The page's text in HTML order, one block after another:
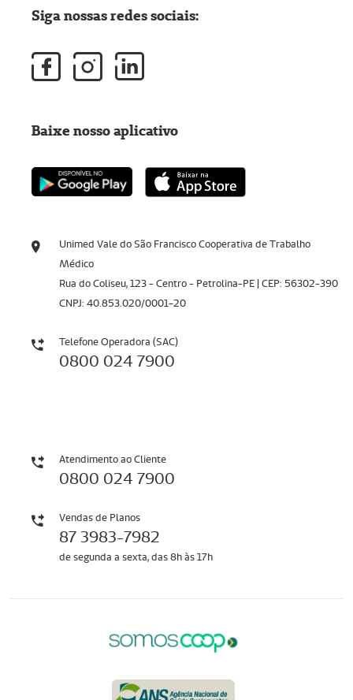
Unimed Vale do São Francisco Cooperativa de Trabalho
Médico
Rua do Coliseu, 123 - Centro - Petrolina-PE | CEP: 56302-390
CNPJ: 40.853.020/0001-20
Telefone Operadora (SAC)
0800 024 7900
Atendimento ao Cliente
0800 024 7900
Vendas de Planos
87 3983-7982
de segunda a sexta, das 8h às 17h
Siga nossas redes sociais:
Baixe nosso aplicativo